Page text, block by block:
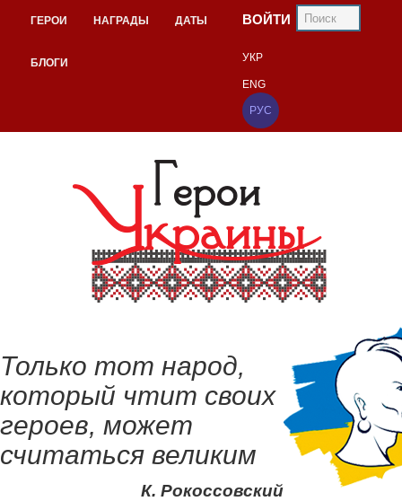
ГЕРОИ НАГРАДЫ ДАТЫ
БЛОГИ
ВОЙТИ
УКР
ENG
РУС
Только тот народ,
который чтит своих
героев, может
считаться великим
К. Рокоссовский